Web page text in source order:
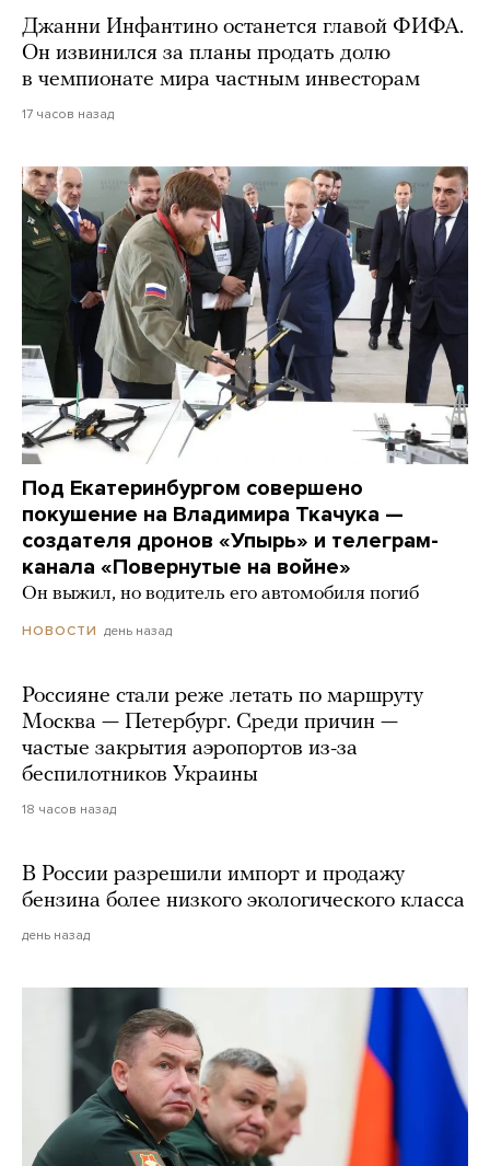
Джанни Инфантино останется главой ФИФА.
Он извинился за планы продать долю
в чемпионате мира частным инвесторам
17 часов назад
Под Екатеринбургом совершено
покушение на Владимира Ткачука —
создателя дронов «Упырь» и телеграм-
канала «Повернутые на войне»
Он выжил, но водитель его автомобиля погиб
НОВОСТИ день назад
Россияне стали реже летать по маршруту
Москва — Петербург. Среди причин —
частые закрытия аэропортов из-за
беспилотников Украины
18 часов назад
В России разрешили импорт и продажу
бензина более низкого экологического класса
день назад